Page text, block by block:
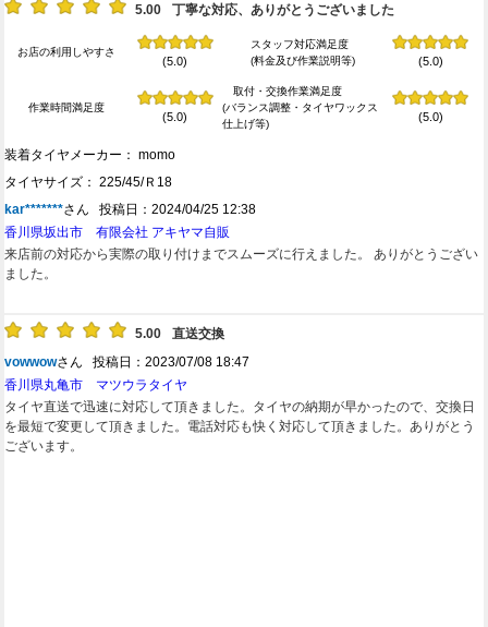
5.00 丁寧な対応、ありがとうございました
お店の利用しやすさ
(5.0)
スタッフ対応満足度
(料金及び作業説明等)
(5.0)
作業時間満足度
(5.0)
取付・交換作業満足度
(バランス調整・タイヤワックス
仕上げ等)
(5.0)
装着タイヤメーカー： momo
タイヤサイズ： 225/45/Ｒ18
kar*******さん 投稿日：2024/04/25 12:38
香川県坂出市 有限会社 アキヤマ自販
来店前の対応から実際の取り付けまでスムーズに行えました。 ありがとうござい
ました。
5.00
直送交換
vowwowさん 投稿日：2023/07/08 18:47
香川県丸亀市 マツウラタイヤ
タイヤ直送で迅速に対応して頂きました。タイヤの納期が早かったので、交換日
を最短で変更して頂きました。電話対応も快く対応して頂きました。ありがとう
ございます。